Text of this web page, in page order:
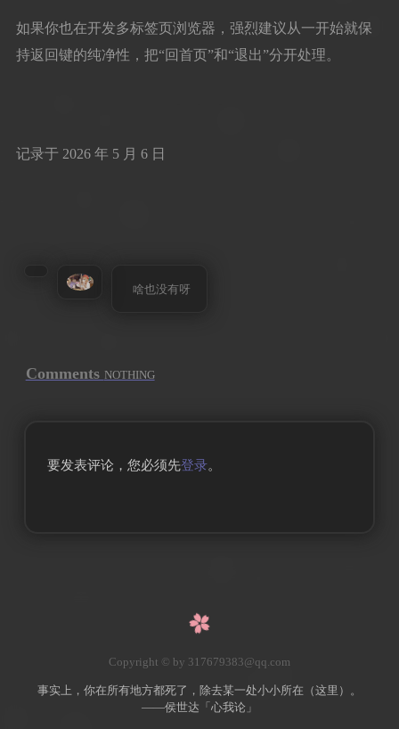
如果你也在开发多标签页浏览器，强烈建议从一开始就保
持返回键的纯净性，把“回首页”和“退出”分开处理。
记录于 2026 年 5 月 6 日
啥也没有呀
Comments NOTHING
要发表评论，您必须先登录。
Copyright © by 317679383@qq.com
事实上，你在所有地方都死了，除去某一处小小所在（这里）。
——侯世达「心我论」